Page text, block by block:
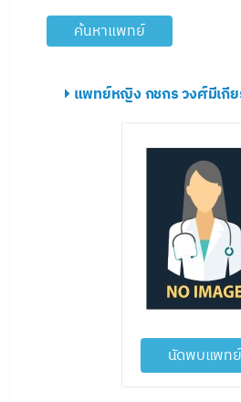
แพทย์หญิง กชกร วงศ์มีเกี
นัดพบแพทย์